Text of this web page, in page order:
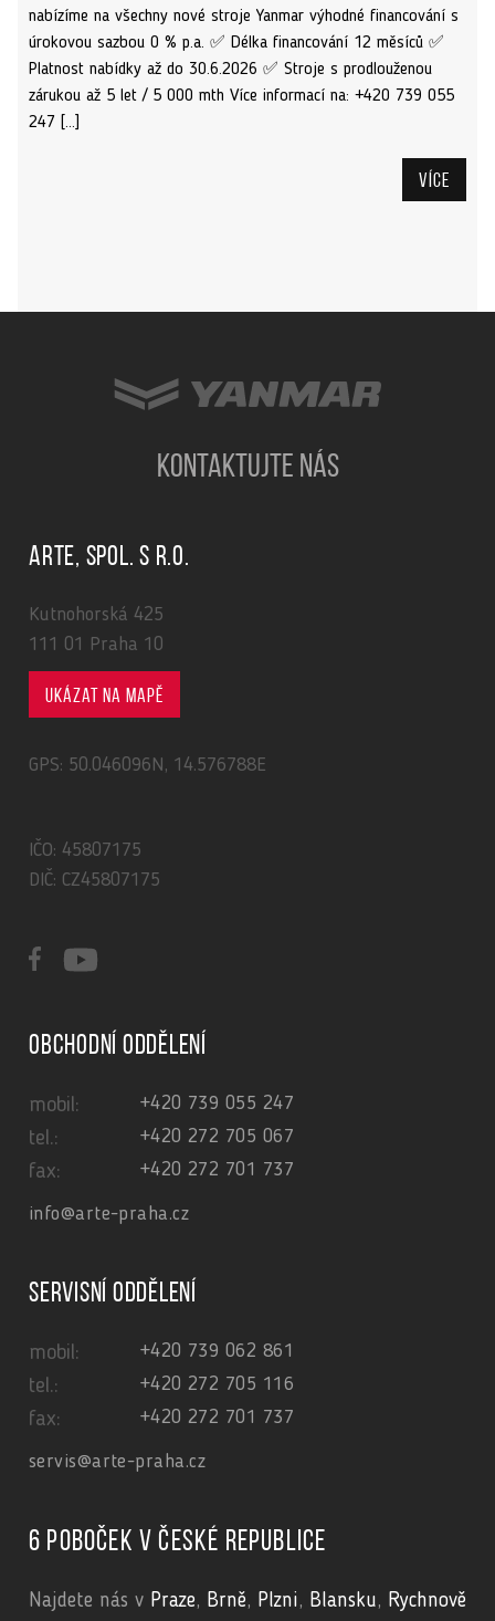
nabízíme na všechny nové stroje Yanmar výhodné financování s
úrokovou sazbou 0 % p.a. ✅ Délka financování 12 měsíců ✅
Platnost nabídky až do 30.6.2026 ✅ Stroje s prodlouženou
zárukou až 5 let / 5 000 mth Více informací na: +420 739 055
247 […]
Více
KONTAKTUJTE NÁS
ARTE, spol. s r.o.
Kutnohorská 425
111 01 Praha 10
Ukázat na mapě
GPS: 50.046096N, 14.576788E
IČO: 45807175
DIČ: CZ45807175
Obchodní oddělení
mobil: +420 739 055 247
tel.: +420 272 705 067
fax: +420 272 701 737
info@arte-praha.cz
Servisní oddělení
mobil: +420 739 062 861
tel.: +420 272 705 116
fax: +420 272 701 737
servis@arte-praha.cz
6 poboček v České republice
Najdete nás v Praze, Brně, Plzni, Blansku, Rychnově